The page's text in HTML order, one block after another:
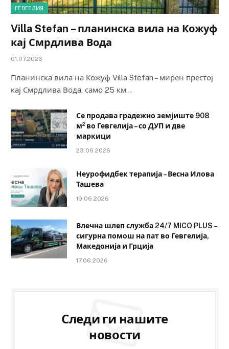
ГЕВГЕЛИЯ
Villa Stefan – планинска вила на Кожуф
кај Смрдлива Вода
01.07.2026
Планинска вила на Кожуф Villa Stefan – мирен престој
кај Смрдлива Вода, само 25 км…
Се продава градежно земјиште 908
м² во Гевгелија – со ДУП и две
маркици
23.06.2026
Неурофидбек терапија – Весна Илова
Ташева
19.06.2026
Влечна шлеп служба 24/7 MICO PLUS –
сигурна помош на пат во Гевгелија,
Македонија и Грција
17.06.2026
Следи ги нашите
новости